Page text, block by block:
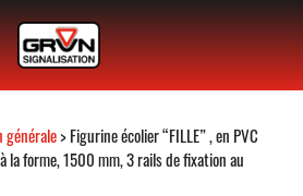
générale> Figurine écolier “FILLE” , en PVC
la forme, 1500 mm, 3 rails de fixation au